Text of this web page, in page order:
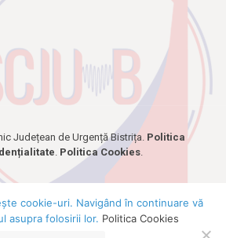
Județean de Urgență Bistrița. Politica
. Politica Cookies.
cookie-uri. Navigând în continuare vă
asupra folosirii lor. Politica Cookies